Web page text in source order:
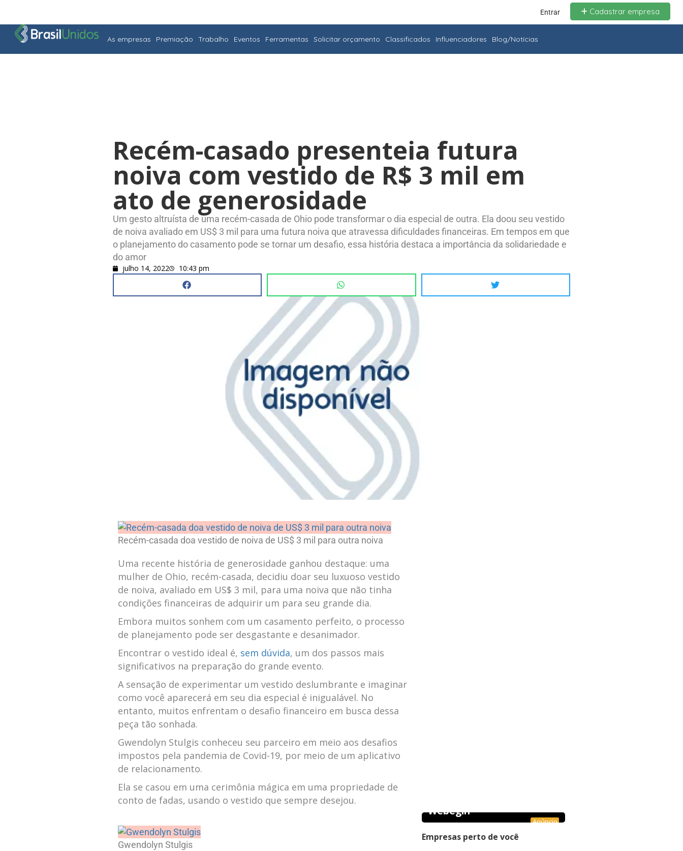
Entrar Cadastrar empresa
As empresas Premiação Trabalho Eventos Ferramentas Solicitar orçamento Classificados Influenciadores Blog/Notícias
Recém-casado presenteia futura
noiva com vestido de R$ 3 mil em
ato de generosidade
Um gesto altruísta de uma recém-casada de Ohio pode transformar o dia especial de outra. Ela doou seu vestido
de noiva avaliado em US$ 3 mil para uma futura noiva que atravessa dificuldades financeiras. Em tempos em que
o planejamento do casamento pode se tornar um desafio, essa história destaca a importância da solidariedade e
do amor
julho 14, 2022 10:43 pm
Recém-casada doa⁣ vestido de noiva de US$ 3 mil ​para outra noiva
Uma recente história de generosidade ganhou destaque: uma
mulher ⁣de ‍Ohio, recém-casada, decidiu doar seu luxuoso vestido
de noiva, avaliado em US$ 3 mil, para ⁣uma noiva que não tinha
‍condições financeiras de adquirir um para seu grande dia.
Embora ⁢muitos sonhem com um casamento perfeito, o processo
de ​planejamento pode ser desgastante ⁤e desanimador.
Encontrar⁢ o vestido ideal é, sem dúvida, um dos passos mais
significativos ‍na preparação do grande‌ evento.
A sensação de experimentar‍ um vestido deslumbrante e imaginar
como você aparecerá em seu dia especial é ‍inigualável. No​
entanto, muitos enfrentam ‌o desafio financeiro em busca dessa
peça tão sonhada.
Gwendolyn Stulgis conheceu seu parceiro em meio aos‌ desafios
impostos pela pandemia de Covid-19, por meio‌ de⁤ um aplicativo
de relacionamento.
Ela se casou em uma cerimônia ⁢mágica em uma propriedade de
conto de‍ fadas,​ usando o⁢ vestido que sempre desejou.
Gwendolyn Stulgis
Anúncio
Webegin
Empresas perto de você